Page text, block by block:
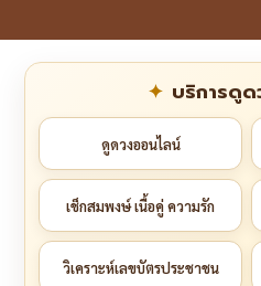
บริการดูด
ดูดวงออนไลน์
เช็กสมพงษ์ เนื้อคู่ ความรัก
วิเคราะห์เลขบัตรประชาชน